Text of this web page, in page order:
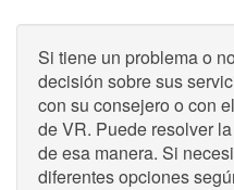
Si tiene un problema o
decisión sobre sus
con su consejero o con
de VR. Puede resolver
de esa manera. Si
diferentes opciones